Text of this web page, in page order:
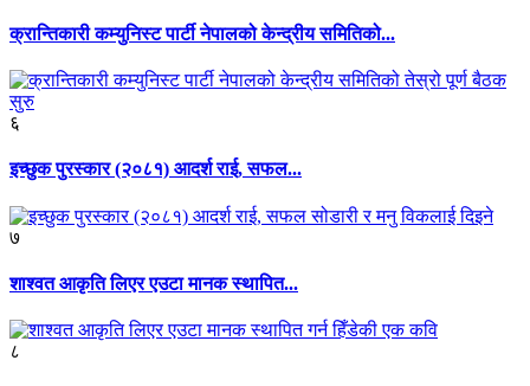
क्रान्तिकारी कम्युनिस्ट पार्टी नेपालको केन्द्रीय समितिको...
६
इच्छुक पुरस्कार (२०८१) आदर्श राई, सफल...
७
शाश्वत आकृति लिएर एउटा मानक स्थापित...
८